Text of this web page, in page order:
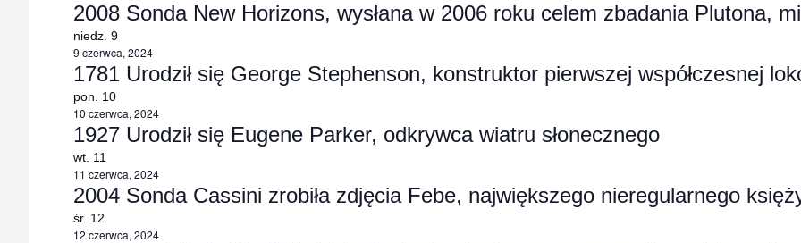
2008 Sonda New Horizons, wysłana w 2006 roku celem zbadania Plutona,
niedz. 9
9 czerwca, 2024
1781 Urodził się George Stephenson, konstruktor pierwszej współczesnej
pon. 10
10 czerwca, 2024
1927 Urodził się Eugene Parker, odkrywca wiatru słonecznego
wt. 11
11 czerwca, 2024
2004 Sonda Cassini zrobiła zdjęcia Febe, największego nieregularnego
śr. 12
12 czerwca, 2024